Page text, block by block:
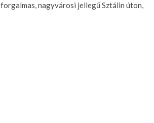
nagyvárosi jellegű Sztálin úton,